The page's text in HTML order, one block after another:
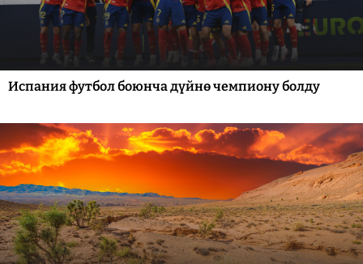
Испания футбол боюнча дүйнө чемпиону болду